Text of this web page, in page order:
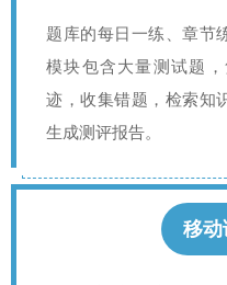
题库的每日一练、章节
模块包含大量测试题
迹，收集错题，检索知
生成测评报告。
移动